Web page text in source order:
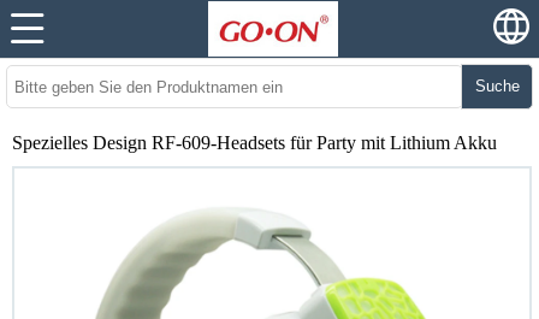
Suche
Spezielles Design RF-609-Headsets für Party mit Lithium Akku